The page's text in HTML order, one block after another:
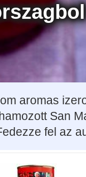
aromas
San
fel az